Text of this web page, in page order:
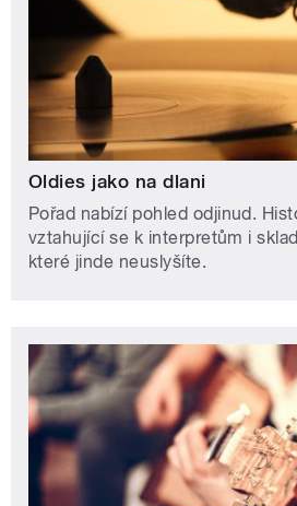
Oldies jako na dlani
Pořad nabízí pohled odjinud.
vztahující se k interpretům i
které jinde neuslyšíte.